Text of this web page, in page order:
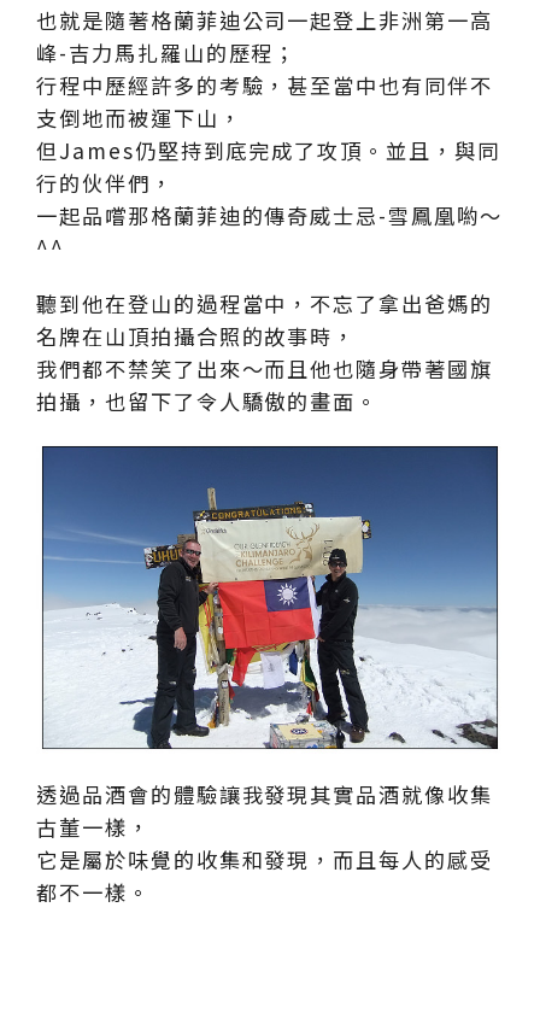
也就是隨著格蘭菲迪公司一起登上非洲第一高
峰-吉力馬扎羅山的歷程；
行程中歷經許多的考驗，甚至當中也有同伴不
支倒地而被運下山，
但James仍堅持到底完成了攻頂。並且，與同
行的伙伴們，
一起品嚐那格蘭菲迪的傳奇威士忌-雪鳳凰喲～
^^
聽到他在登山的過程當中，不忘了拿出爸媽的
名牌在山頂拍攝合照的故事時，
我們都不禁笑了出來～而且他也隨身帶著國旗
拍攝，也留下了令人驕傲的畫面。
透過品酒會的體驗讓我發現其實品酒就像收集
古董一樣，
它是屬於味覺的收集和發現，而且每人的感受
都不一樣。